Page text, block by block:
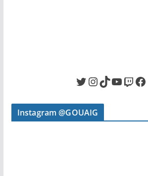
Twitter InstagramTikTok YouTube Twitch Facebook
Instagram @GOUAIG